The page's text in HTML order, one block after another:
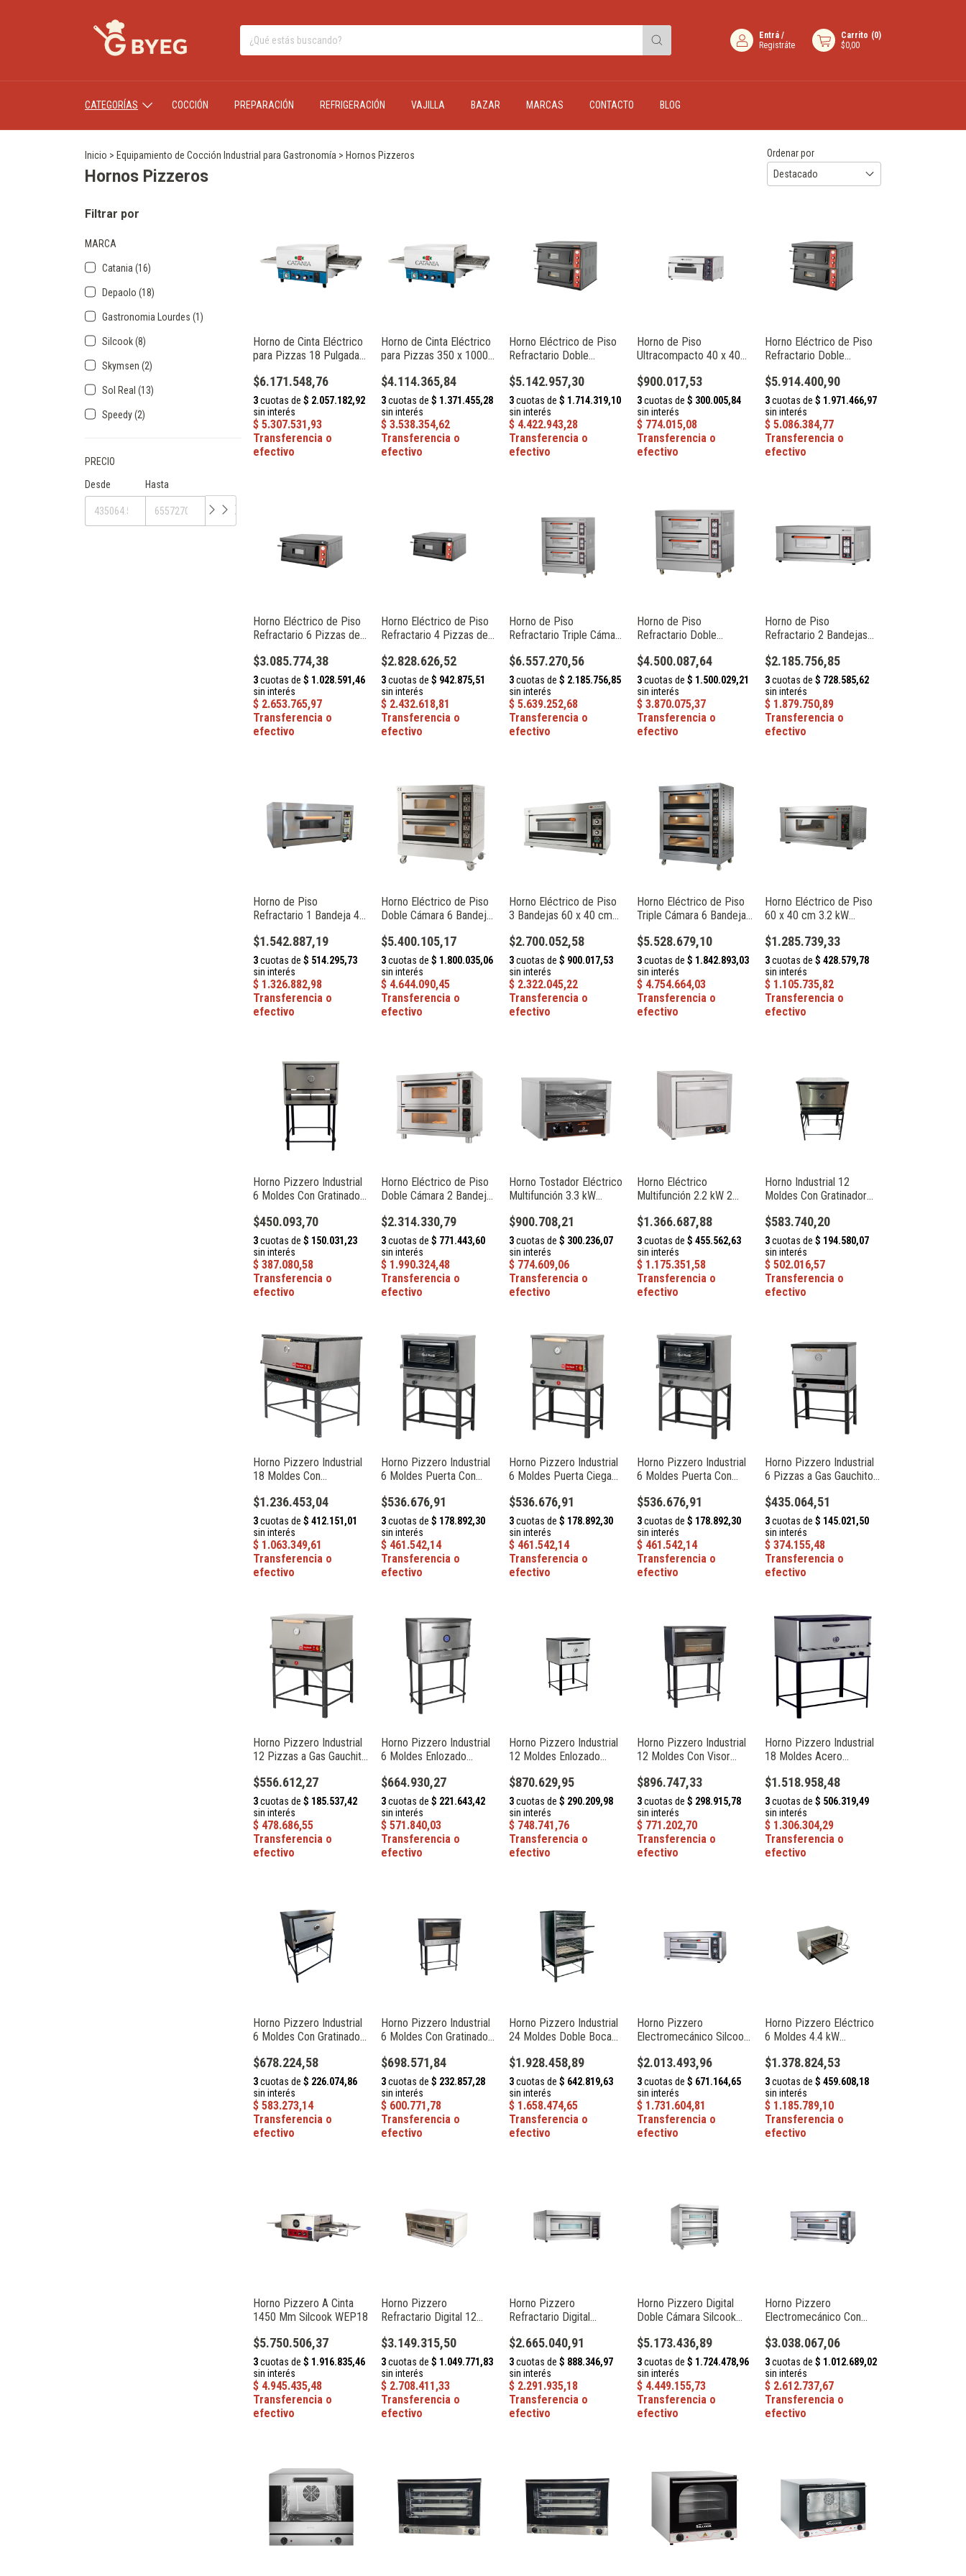
Entrá /
Registráte
Carrito (0)
$0,00
CATEGORÍAS COCCIÓN PREPARACIÓN REFRIGERACIÓN VAJILLA BAZAR MARCAS CONTACTO BLOG
Inicio > Equipamiento de Cocción Industrial para Gastronomía > Hornos Pizzeros
Hornos Pizzeros
Ordenar por
Filtrar por
MARCA
Catania (16)
Depaolo (18)
Gastronomia Lourdes (1)
Silcook (8)
Skymsen (2)
Sol Real (13)
Speedy (2)
PRECIO
Desde
Hasta
Horno de Cinta Eléctrico
para Pizzas 18 Pulgadas
$6.171.548,76
Horno de Cinta Eléctrico
para Pizzas 350 x 1000
12
$4.114.365,84
Horno Eléctrico de Piso
Refractario Doble
cm 8.4 kW Catania HEP-
2-4
$5.142.957,30
Horno de Piso
Ultracompacto 40 x 40
$900.017,53
Horno Eléctrico de Piso
Refractario Doble
cm 13.4 kW Catania HEP-
2-6
$5.914.400,90
Horno Eléctrico de Piso
Refractario 6 Pizzas de
HEP-1-6
$3.085.774,38
Horno Eléctrico de Piso
Refractario 4 Pizzas de
1-4
$2.828.626,52
Horno de Piso
Refractario Triple Cámara
18 kW Catania HPR-60
$6.557.270,56
Horno de Piso
Refractario Doble
60 cm 12 kW Catania
HPR-40
$4.500.087,64
Horno de Piso
Refractario 2 Bandejas
HPR-20
$2.185.756,85
Horno de Piso
Refractario 1 Bandeja 40
HPR-10
$1.542.887,19
Horno Eléctrico de Piso
Doble Cámara 6 Bandejas
Catania FKB-2L
$5.400.105,17
Horno Eléctrico de Piso
3 Bandejas 60 x 40 cm
$2.700.052,58
Horno Eléctrico de Piso
Triple Cámara 6 Bandejas
Catania FKB-3
$5.528.679,10
Horno Eléctrico de Piso
60 x 40 cm 3.2 kW
$1.285.739,33
Horno Pizzero Industrial
6 Moldes Con Gratinador
30307
$450.093,70
Horno Eléctrico de Piso
Doble Cámara 2 Bandejas
Catania FKB-2A
$2.314.330,79
Horno Tostador Eléctrico
Multifunción 3.3 kW
$900.708,21
Horno Eléctrico
Multifunción 2.2 kW 2
1032
$1.366.687,88
Horno Industrial 12
Moldes Con Gratinador
030309
$583.740,20
Horno Pizzero Industrial
18 Moldes Con
Sol Real 179
$1.236.453,04
Horno Pizzero Industrial
6 Moldes Puerta Con
Real 067V
$536.676,91
Horno Pizzero Industrial
6 Moldes Puerta Ciega
$536.676,91
Horno Pizzero Industrial
6 Moldes Puerta Con
Real 067V
$536.676,91
Horno Pizzero Industrial
6 Pizzas a Gas Gauchito
$435.064,51
Horno Pizzero Industrial
12 Pizzas a Gas Gauchito
$556.612,27
Horno Pizzero Industrial
6 Moldes Enlozado
$664.930,27
Horno Pizzero Industrial
12 Moldes Enlozado
$870.629,95
Horno Pizzero Industrial
12 Moldes Con Visor
$896.747,33
Horno Pizzero Industrial
18 Moldes Acero
33090
$1.518.958,48
Horno Pizzero Industrial
6 Moldes Con Gratinador
$678.224,58
Horno Pizzero Industrial
6 Moldes Con Gratinador
$698.571,84
Horno Pizzero Industrial
24 Moldes Doble Boca
$1.928.458,89
Horno Pizzero
Electromecánico Silcook
$2.013.493,96
Horno Pizzero Eléctrico
6 Moldes 4.4 kW
$1.378.824,53
Horno Pizzero A Cinta
1450 Mm Silcook WEP18
$5.750.506,37
Horno Pizzero
Refractario Digital 12
WFC102DG
$3.149.315,50
Horno Pizzero
Refractario Digital
$2.665.040,91
Horno Pizzero Digital
Doble Cámara Silcook
$5.173.436,89
Horno Pizzero
Electromecánico Con
WFC102CAL
$3.038.067,06